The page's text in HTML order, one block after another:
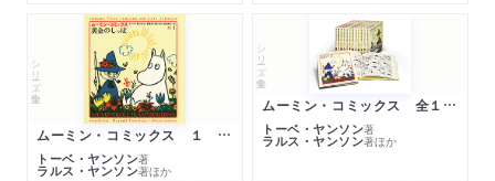
シリーズ・全集
ムーミン・コミックス １ 黄金のしっぽ
トーベ・ヤンソン著
ラルス・ヤンソン著ほか
シリーズ・全集
ムーミン・コミックス 全１４巻セット
トーベ・ヤンソン著
ラルス・ヤンソン著ほか